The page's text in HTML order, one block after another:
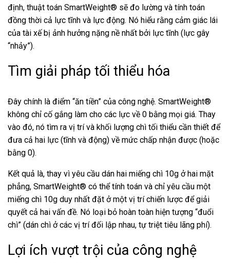
định, thuật toán SmartWeight® sẽ đo lường và tính toán
đồng thời cả lực tĩnh và lực động. Nó hiểu rằng cảm giác lái
của tài xế bị ảnh hưởng nặng nề nhất bởi lực tĩnh (lực gây
“nhảy”).
Tìm giải pháp tối thiểu hóa
Đây chính là điểm “ăn tiền” của công nghệ. SmartWeight®
không chỉ cố gắng làm cho các lực về 0 bằng mọi giá. Thay
vào đó, nó tìm ra vị trí và khối lượng chì tối thiểu cần thiết để
đưa cả hai lực (tĩnh và động) về mức chấp nhận được (hoặc
bằng 0).
Kết quả là, thay vì yêu cầu dán hai miếng chì 10g ở hai mặt
phẳng, SmartWeight® có thể tính toán và chỉ yêu cầu một
miếng chì 10g duy nhất đặt ở một vị trí chiến lược để giải
quyết cả hai vấn đề. Nó loại bỏ hoàn toàn hiện tượng “đuổi
chì” (dán chì ở các vị trí đối lập nhau, tự triệt tiêu lãng phí).
Lợi ích vượt trội của công nghệ